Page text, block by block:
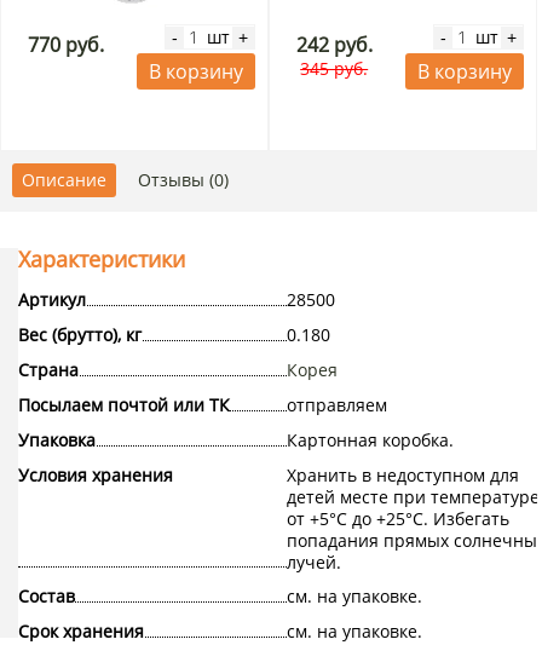
770 руб. - шт +
В корзину
242 руб.
345 руб.
- шт +
В корзину
Описание Отзывы (0)
Характеристики
Артикул
28500
Вес (брутто), кг
0.180
Страна
Корея
Посылаем почтой или ТК
отправляем
Упаковка
Картонная коробка.
Условия хранения
Хранить в недоступном для
детей месте при температуре
от +5°С до +25°С. Избегать
попадания прямых
лучей.
Состав
см. на упаковке.
Срок хранения
см. на упаковке.